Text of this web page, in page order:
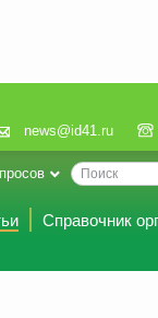
news@id41.ru
Справочник